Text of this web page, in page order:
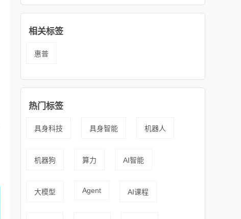
相关标签
惠普
热门标签
具身科技 具身智能 机器人
机器狗 算力 AI智能
大模型 Agent AI课程